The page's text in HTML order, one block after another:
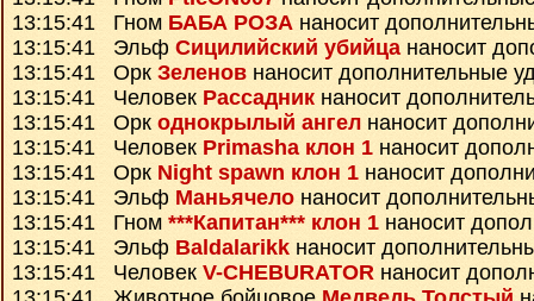
13:15:41 Гном БАБА РОЗА наносит
13:15:41 Эльф Сицилийский убийцананосит
13:15:41 Орк Зеленов наносит дополнительные
13:15:41 Человек Рассадник наносит
13:15:41 Орк однокрылый ангел наносит
13:15:41 Человек Primasha клон 1 наносит
13:15:41 Орк Night spawn клон 1 наносит
13:15:41 Эльф Маньячело наносит
13:15:41 Гном ***Капитан*** клон 1 наносит
13:15:41 Эльф Baldalarikk наносит
13:15:41 Человек V-CHEBURATOR наносит